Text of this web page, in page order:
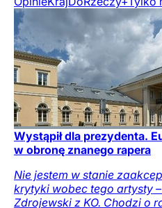
Wystąpił dla prezydenta.
w obronę znanego rapera
Nie jestem w stanie
krytyki wobec tego artysty
Zdrojewski z KO. Chodzi o